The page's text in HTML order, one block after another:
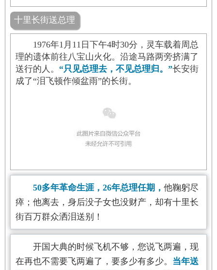
十里长街送总理
1976年1月11日下午4时30分，灵车载着周总
理的遗体前往八宝山火化。沿途马路两旁挤满了
送行的人。 “只见总理去，不见总理归。”长安街
成了“泪飞顿作倾盆雨”的长街。
50多年革命生涯，26年总理任期， 他鞠躬尽
瘁；他离去，身后没子女也没财产，却有十里长
街百万群众洒泪送别！
开国大典的时候飞机不够，您说飞两遍，现
在再也不需要飞两遍了，要多少有多少。 当年送